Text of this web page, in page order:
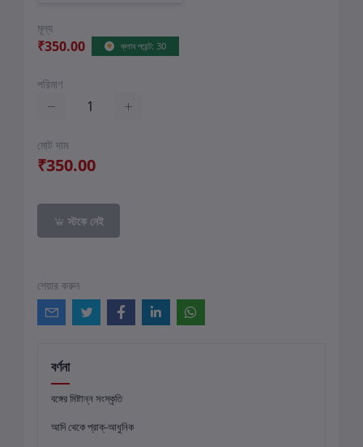
মূল্য
₹350.00 ক্লাব পয়েন্ট: 30
পরিমাণ
মোট দাম
₹350.00
স্টকে নেই
শেয়ার করুন
বর্ণনা
বঙ্গের মিষ্টান্ন সংস্কৃতি
আদি থেকে প্রাক্-আধুনিক